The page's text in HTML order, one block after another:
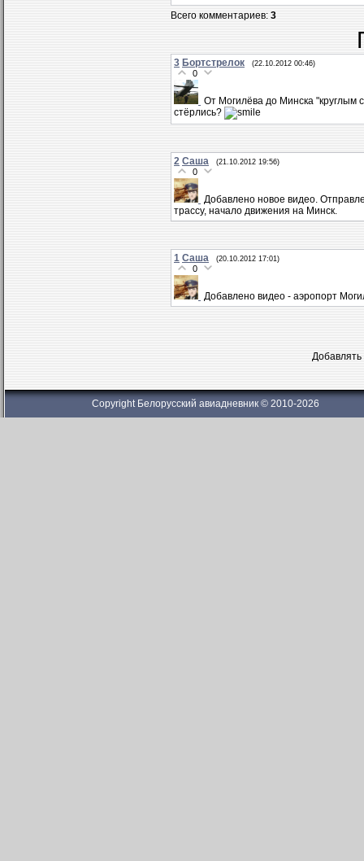
Всего комментариев:3
3 Бортстрелок (22.10.2012 00:46)
0
От Могилёва до Минска "круглым
стёрлись?
2 Саша (21.10.2012 19:56)
0
Добавлено новое видео.
трассу, начало движения на Минск.
1 Саша (20.10.2012 17:01)
0
Добавлено видео - аэропорт
Добавлять
Copyright Белорусский авиадневник © 2010-2026